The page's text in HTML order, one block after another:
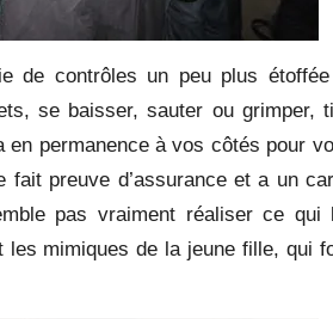
de contrôles un peu plus
se baisser, sauter ou grimper,
permanence à vos côtés pour
preuve d’assurance et a un
pas vraiment réaliser ce
mimiques de la jeune fille, qui